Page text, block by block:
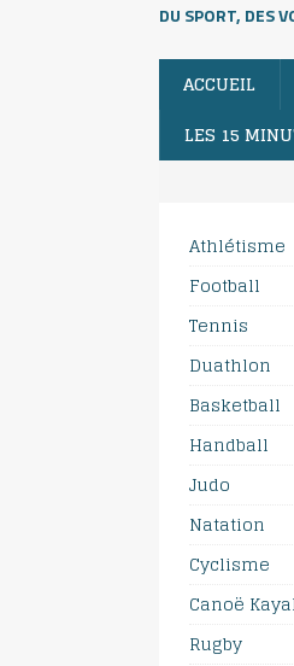
DU SPORT, DES
ACCUEIL
LES 15
Athlétisme
Football
Tennis
Duathlon
Basketball
Handball
Judo
Natation
Cyclisme
Canoë
Rugby